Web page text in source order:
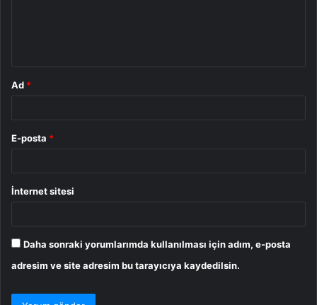
Ad *
E-posta *
İnternet sitesi
Daha sonraki yorumlarımda kullanılması için adım, e-posta
adresim ve site adresim bu tarayıcıya kaydedilsin.